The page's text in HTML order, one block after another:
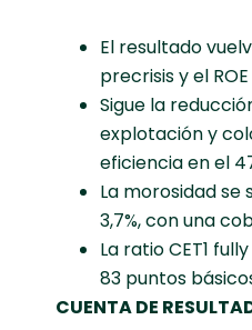
El resultado
precrisis y el
Sigue la
explotación y
eficiencia en el
La morosidad se
3,7%, con una
La ratio CET1
83 puntos
CUENTA DE